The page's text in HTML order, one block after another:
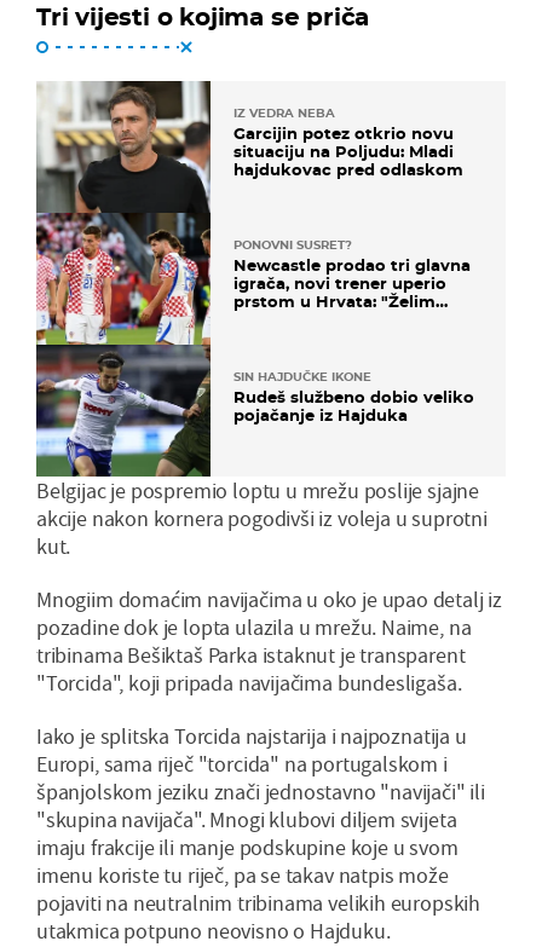
Tri vijesti o kojima se priča
IZ VEDRA NEBA
Garcijin potez otkrio novu
situaciju na Poljudu: Mladi
hajdukovac pred odlaskom
PONOVNI SUSRET?
Newcastle prodao tri glavna
igrača, novi trener uperio
prstom u Hrvata: "Želim
SIN HAJDUČKE IKONE
Rudeš službeno dobio veliko
pojačanje iz Hajduka
Belgijac je pospremio loptu u mrežu poslije sjajne
akcije nakon kornera pogodivši iz voleja u suprotni
kut.
Mnogiim domaćim navijačima u oko je upao detalj iz
pozadine dok je lopta ulazila u mrežu. Naime, na
tribinama Bešiktaš Parka istaknut je transparent
"Torcida", koji pripada navijačima bundesligaša.
Iako je splitska Torcida najstarija i najpoznatija u
Europi, sama riječ "torcida" na portugalskom i
španjolskom jeziku znači jednostavno "navijači" ili
"skupina navijača". Mnogi klubovi diljem svijeta
imaju frakcije ili manje podskupine koje u svom
imenu koriste tu riječ, pa se takav natpis može
pojaviti na neutralnim tribinama velikih europskih
utakmica potpuno neovisno o Hajduku.